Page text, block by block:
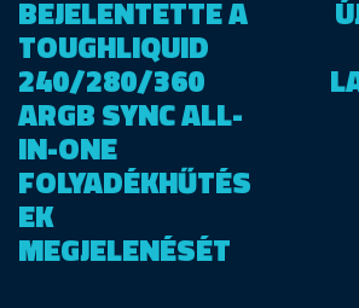
BEJELENTETTE A
TOUGHLIQUID
240/280/360
ARGB SYNC ALL-
IN-ONE
FOLYADÉKHŰTÉS
EK
MEGJELENÉSÉT